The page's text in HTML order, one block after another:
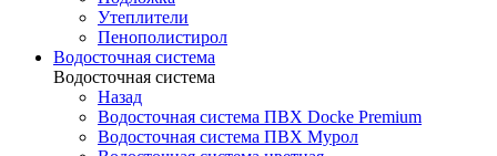
Утеплители
Пенополистирол
Водосточная система
Водосточная система
Назад
Водосточная система ПВХ Docke Premium
Водосточная система ПВХ Мурол